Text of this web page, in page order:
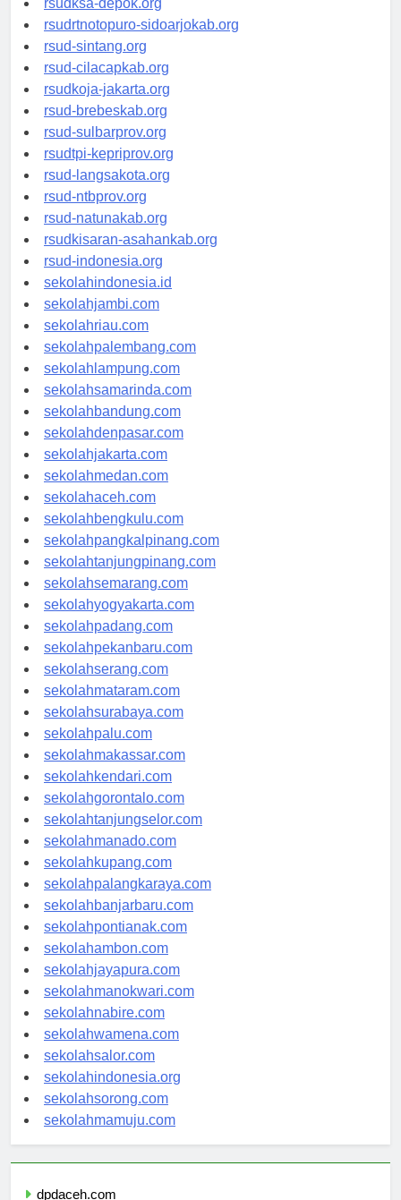
rsudksa-depok.org
rsudrtnotopuro-sidoarjokab.org
rsud-sintang.org
rsud-cilacapkab.org
rsudkoja-jakarta.org
rsud-brebeskab.org
rsud-sulbarprov.org
rsudtpi-kepriprov.org
rsud-langsakota.org
rsud-ntbprov.org
rsud-natunakab.org
rsudkisaran-asahankab.org
rsud-indonesia.org
sekolahindonesia.id
sekolahjambi.com
sekolahriau.com
sekolahpalembang.com
sekolahlampung.com
sekolahsamarinda.com
sekolahbandung.com
sekolahdenpasar.com
sekolahjakarta.com
sekolahmedan.com
sekolahaceh.com
sekolahbengkulu.com
sekolahpangkalpinang.com
sekolahtanjungpinang.com
sekolahsemarang.com
sekolahyogyakarta.com
sekolahpadang.com
sekolahpekanbaru.com
sekolahserang.com
sekolahmataram.com
sekolahsurabaya.com
sekolahpalu.com
sekolahmakassar.com
sekolahkendari.com
sekolahgorontalo.com
sekolahtanjungselor.com
sekolahmanado.com
sekolahkupang.com
sekolahpalangkaraya.com
sekolahbanjarbaru.com
sekolahpontianak.com
sekolahambon.com
sekolahjayapura.com
sekolahmanokwari.com
sekolahnabire.com
sekolahwamena.com
sekolahsalor.com
sekolahindonesia.org
sekolahsorong.com